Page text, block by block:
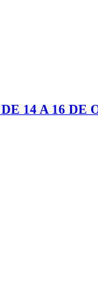
14 A 16 DE